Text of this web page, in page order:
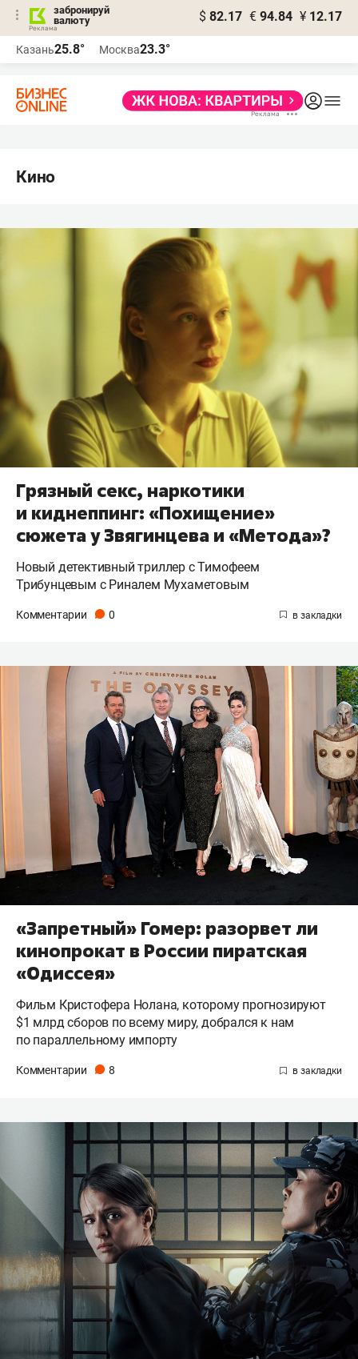
забронируй
валюту
$ 82.17 € 94.84 ¥ 12.17
Казань25.8° Москва23.3°
Кино
Грязный секс, наркотики
и киднеппинг: «Похищение»
сюжета у Звягинцева и «Метода»?
Новый детективный триллер с Тимофеем
Трибунцевым с Риналем Мухаметовым
Комментарии 0
«Запретный» Гомер: разорвет ли
кинопрокат в России пиратская
«Одиссея»
Фильм Кристофера Нолана, которому прогнозируют
$1 млрд сборов по всему миру, добрался к нам
по параллельному импорту
Комментарии 8